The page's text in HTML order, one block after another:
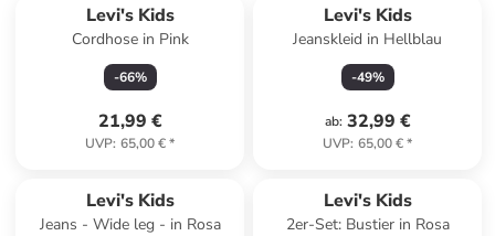
Levi's Kids
Cordhose in Pink
-66%
21,99 €
UVP: 65,00 €*
Levi's Kids
Jeanskleid in Hellblau
-49%
ab: 32,99 €
UVP: 65,00 €*
Levi's Kids
Jeans - Wide leg - in Rosa
Levi's Kids
2er-Set: Bustier in Rosa